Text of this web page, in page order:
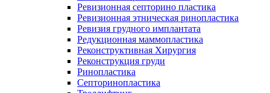
Ревизионная септорино пластика
Ревизионная этническая ринопластика
Ревизия грудного имплантата
Редукционная маммопластика
Реконструктивная Хирургия
Реконструкция груди
Ринопластика
Септоринопластика